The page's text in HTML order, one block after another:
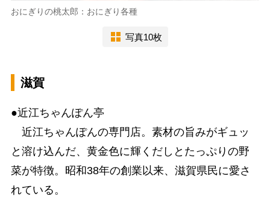
おにぎりの桃太郎：おにぎり各種
写真10枚
滋賀
●近江ちゃんぽん亭
近江ちゃんぽんの専門店。素材の旨みがギュッ
と溶け込んだ、黄金色に輝くだしとたっぷりの野
菜が特徴。昭和38年の創業以来、滋賀県民に愛さ
れている。